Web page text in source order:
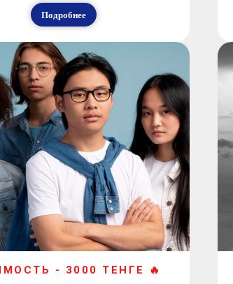
Подробнее
- 3000 ТЕНГЕ 🔥